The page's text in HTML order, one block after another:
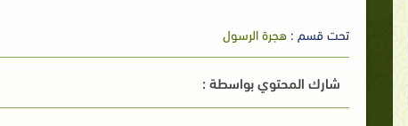
تحت قسم :هجرة الرسول
شارك المحتوي بواسطة :